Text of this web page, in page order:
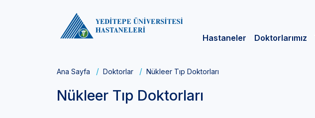
Hastaneler Doktorlarımız
Ana Sayfa Doktorlar Nükleer Tıp Doktorları
Nükleer Tıp Doktorları